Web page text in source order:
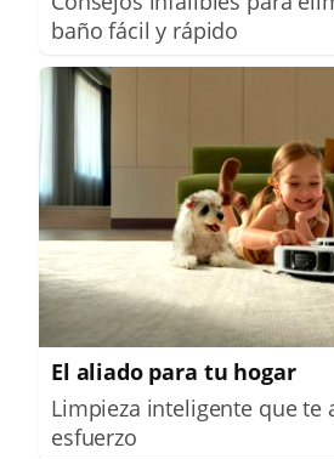
baño fácil y rápido
El aliado para tu hogar
Limpieza inteligente que te
esfuerzo